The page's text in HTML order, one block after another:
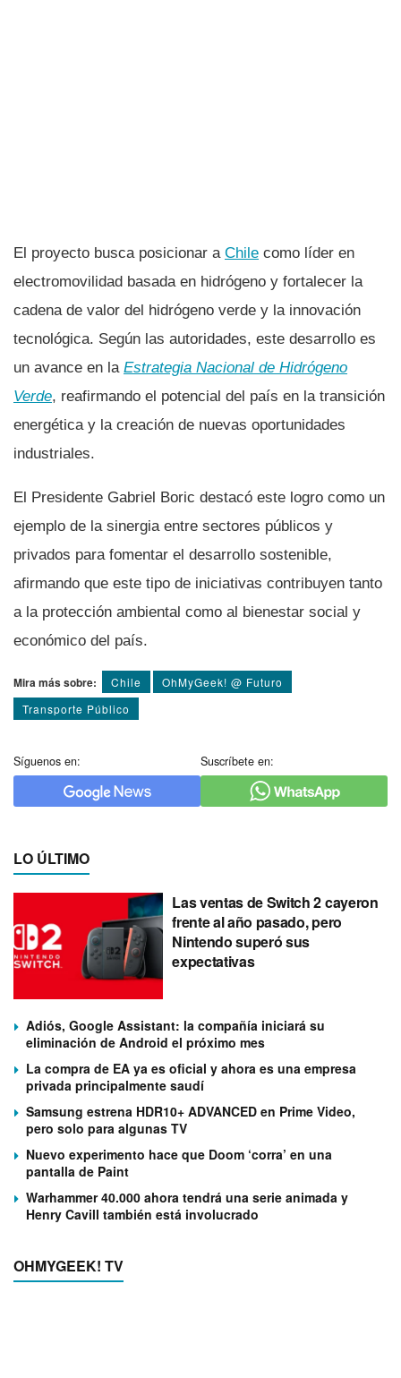
El proyecto busca posicionar a Chile como líder en
electromovilidad basada en hidrógeno y fortalecer la
cadena de valor del hidrógeno verde y la innovación
tecnológica. Según las autoridades, este desarrollo es
un avance en la Estrategia Nacional de Hidrógeno
Verde, reafirmando el potencial del país en la transición
energética y la creación de nuevas oportunidades
industriales.
El Presidente Gabriel Boric destacó este logro como un
ejemplo de la sinergia entre sectores públicos y
privados para fomentar el desarrollo sostenible,
afirmando que este tipo de iniciativas contribuyen tanto
a la protección ambiental como al bienestar social y
económico del país.
Mira más sobre: Chile
OhMyGeek! @ Futuro
Transporte Público
Síguenos en: Suscríbete en:
LO ÚLTIMO
Las ventas de Switch 2 cayeron
frente al año pasado, pero
Nintendo superó sus
expectativas
Adiós, Google Assistant: la compañía iniciará su
eliminación de Android el próximo mes
La compra de EA ya es oficial y ahora es una empresa
privada principalmente saudí
Samsung estrena HDR10+ ADVANCED en Prime Video,
pero solo para algunas TV
Nuevo experimento hace que Doom ‘corra’ en una
pantalla de Paint
Warhammer 40.000 ahora tendrá una serie animada y
Henry Cavill también está involucrado
OHMYGEEK! TV